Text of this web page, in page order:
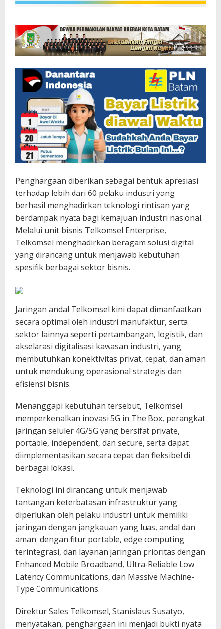
Penghargaan diberikan sebagai bentuk apresiasi
terhadap lebih dari 60 pelaku industri yang
berhasil menghadirkan teknologi rintisan yang
berdampak nyata bagi kemajuan industri nasional.
Melalui unit bisnis Telkomsel Enterprise,
Telkomsel menghadirkan beragam solusi digital
yang dirancang untuk menjawab kebutuhan
spesifik berbagai sektor bisnis.
Jaringan andal Telkomsel kini dapat dimanfaatkan
secara optimal oleh industri manufaktur, serta
sektor lainnya seperti pertambangan, logistik, dan
akselarasi digitalisasi kawasan industri, yang
membutuhkan konektivitas privat, cepat, dan aman
untuk mendukung operasional strategis dan
efisiensi bisnis.
Menanggapi kebutuhan tersebut, Telkomsel
memperkenalkan inovasi 5G in The Box, perangkat
jaringan seluler 4G/5G yang bersifat private,
portable, independent, dan secure, serta dapat
diimplementasikan secara cepat dan fleksibel di
berbagai lokasi.
Teknologi ini dirancang untuk menjawab
tantangan keterbatasan infrastruktur yang
diperlukan oleh pelaku industri untuk memiliki
jaringan dengan jangkauan yang luas, andal dan
aman, dengan fitur portable, edge computing
terintegrasi, dan layanan jaringan prioritas dengan
Enhanced Mobile Broadband, Ultra-Reliable Low
Latency Communications, dan Massive Machine-
Type Communications.
Direktur Sales Telkomsel, Stanislaus Susatyo,
menyatakan, penghargaan ini menjadi bukti nyata